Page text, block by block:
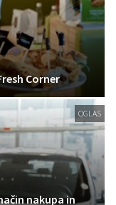
Corner
OGLAS
nakupa in